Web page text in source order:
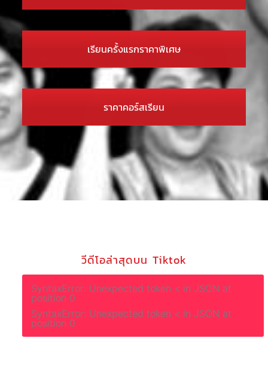
เรียนครั้งแรกราคาพิเศษ
ราคาคอร์สเรียน
วีดีโอล่าสุดบน Tiktok
SyntaxError: Unexpected token < in JSON at
position 0
SyntaxError: Unexpected token < in JSON at
position 0